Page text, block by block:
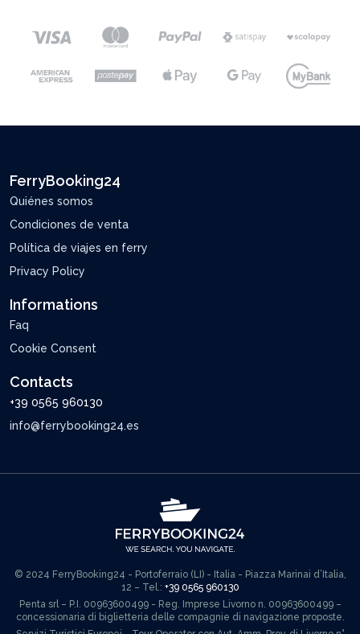
FerryBooking24
Quiénes somos
Condiciones de venta
Política de viajes en ferry
Privacy Policy
Informations
Faq
Cookie Consent
Contacts
+39 0565 960130
info@ferrybooking24.es
© 2024 FerryBooking24 - Portoferraio (LI) - Italia - Piazza Marinai d’Italia,
12 – Tel.: +39 0565 960130
Penta srl – P.I. 00963600499 - Reg. Imprese Livorno n. 00963600499 –
concessionaria di biglietteria delle compagnie di navigazione proposte.